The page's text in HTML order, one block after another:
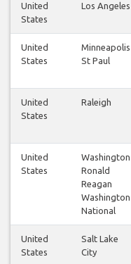
United
States
Los Angeles
United
States
Minneapolis
St Paul
United
States
Raleigh
United
States
Washington
Ronald
Reagan
Washington
National
United
States
Salt Lake
City